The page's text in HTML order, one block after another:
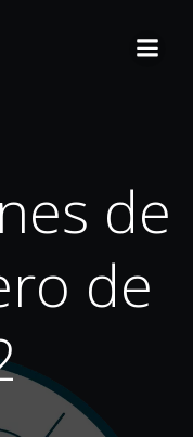
de
de